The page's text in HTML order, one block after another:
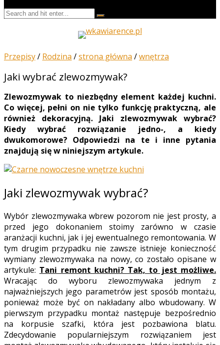
Przepisy/ Rodzina /strona główna /wnętrza
Jaki wybrać zlewozmywak?
Zlewozmywak to niezbędny element każdej kuchni.
Co więcej, pełni on nie tylko funkcję praktyczną, ale
również dekoracyjną. Jaki zlewozmywak wybrać?
Kiedy wybrać rozwiązanie jedno-, a kiedy
dwukomorowe? Odpowiedzi na te i inne pytania
znajdują się w niniejszym artykule.
Jaki zlewozmywak wybrać?
Wybór zlewozmywaka wbrew pozorom nie jest prosty, a
przed jego dokonaniem stoimy zarówno w czasie
aranżacji kuchni, jak i jej ewentualnego remontowania. W
tym drugim przypadku nie zawsze istnieje konieczność
wymiany zlewozmywaka na nowy, co zostało opisane w
artykule: Tani remont kuchni? Tak, to jest możliwe.
Wracając do wyboru zlewozmywaka jednym z
najważniejszych jego parametrów jest sposób montażu,
ponieważ może być on nakładany albo wbudowany. W
pierwszym przypadku montaż następuje bezpośrednio
na korpusie szafki, która jest pozbawiona blatu.
Zdecydowanie popularniejszym rozwiązaniem jest